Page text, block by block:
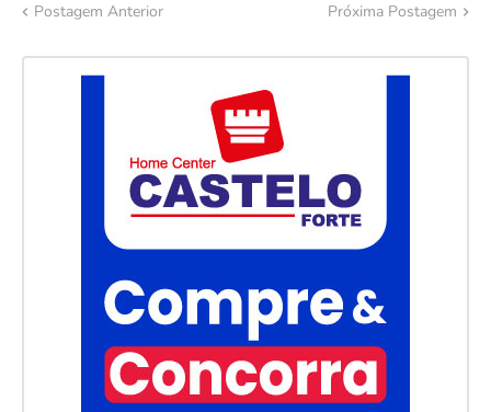
Postagem Anterior Próxima Postagem